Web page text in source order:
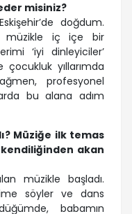
misiniz?
doğdum.
müzikle iç içe bir
‘iyi dinleyiciler’
çocukluk yıllarımda
profesyonel
bu alana adım
Müziğe ilk temas
kendiliğinden akan
müzikle başladı.
söyler ve dans
babamın